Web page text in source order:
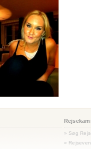
» Søg
»